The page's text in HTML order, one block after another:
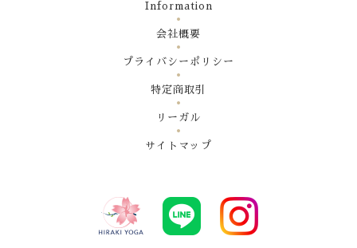
Information
会社概要
プライバシーポリシー
特定商取引
リーガル
サイトマップ